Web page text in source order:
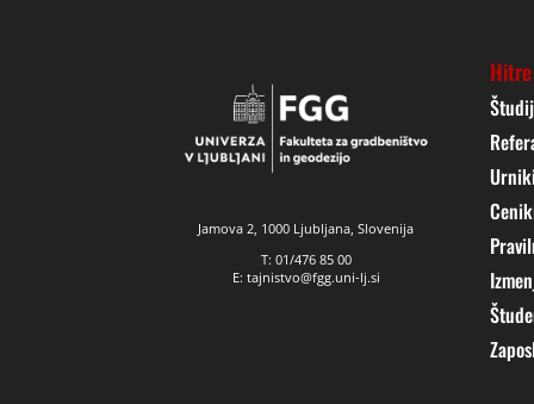
Jamova 2, 1000 Ljubljana, Slovenija
T: 01/476 85 00
E: tajnistvo@fgg.uni-lj.si